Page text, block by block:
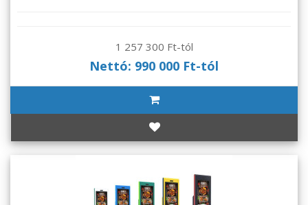
1 257 300 Ft-tól
Nettó: 990 000 Ft-tól